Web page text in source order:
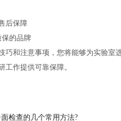
后保障
保的品牌‌
巧和注意事项，您将能够为实验室
工作提供可靠保障。
检查的几个常用方法?